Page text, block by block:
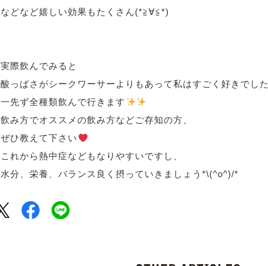
などなど嬉しい効果もたくさん(*≧∀≦*)
実際飲んでみると
酸っぱさがシークワーサーよりもあって私はすごく好きでした
一先ず全種類飲んで行きます
飲み方でオススメの飲み方などご存知の方、
ぜひ教えて下さい
これから熱中症などもなりやすいですし、
水分、栄養、バランス良く摂っていきましょう*\(^o^)/*